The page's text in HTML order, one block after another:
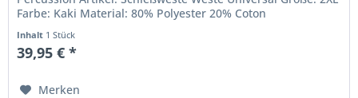
Farbe: Kaki Material: 80% Polyester 20% Coton
Inhalt 1 Stück
39,95 € *
Merken